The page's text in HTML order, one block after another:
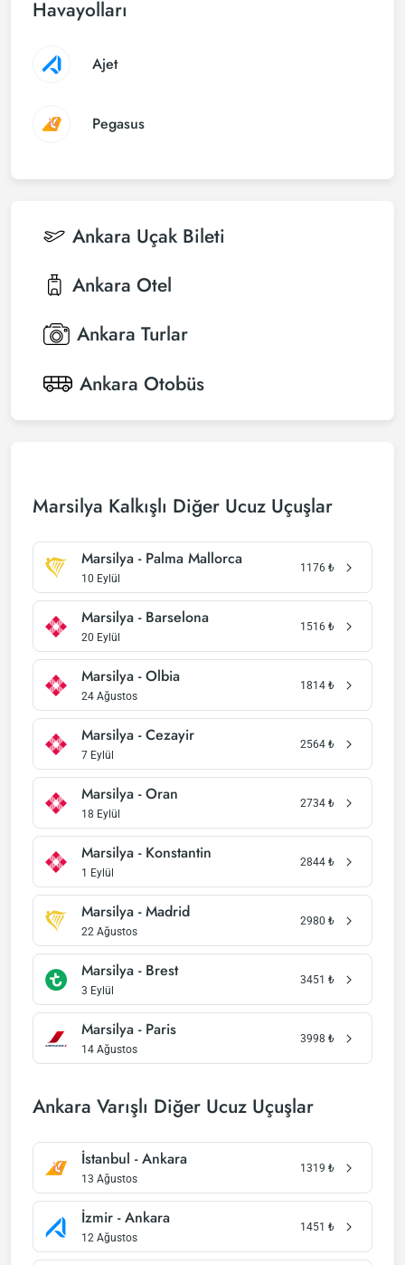
Havayolları
Ajet
Pegasus
Ankara Uçak Bileti
Ankara Otel
Ankara Turlar
Ankara Otobüs
Marsilya Kalkışlı Diğer Ucuz Uçuşlar
Marsilya - Palma Mallorca
10 Eylül
1176 ₺
Marsilya - Barselona
20 Eylül
1516 ₺
Marsilya - Olbia
24 Ağustos
1814 ₺
Marsilya - Cezayir
7 Eylül
2564 ₺
Marsilya - Oran
18 Eylül
2734 ₺
Marsilya - Konstantin
1 Eylül
2844 ₺
Marsilya - Madrid
22 Ağustos
2980 ₺
Marsilya - Brest
3 Eylül
3451 ₺
Marsilya - Paris
14 Ağustos
3998 ₺
Ankara Varışlı Diğer Ucuz Uçuşlar
İstanbul - Ankara
13 Ağustos
1319 ₺
İzmir - Ankara
12 Ağustos
1451 ₺